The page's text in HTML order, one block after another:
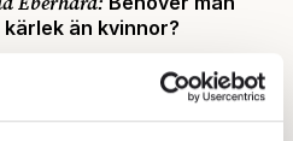
kärlek än kvinnor?
Smärtar att stå